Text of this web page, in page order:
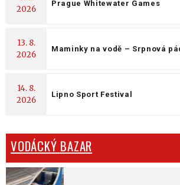
2026
Prague Whitewater Games
13. 8.
2026
Maminky na vodě – Srpnová
14. 8.
2026
Lipno Sport Festival
VODÁCKÝ BAZAR